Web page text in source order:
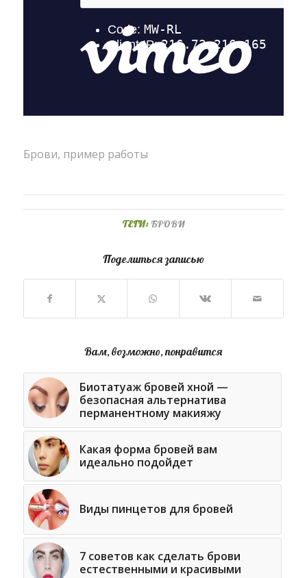
Брови, пример работы
ТЕГИ: БРОВИ
Поделиться записью
Вам, возможно, понравится
Биотатуаж бровей хной —
безопасная альтернатива
перманентному макияжу
Какая форма бровей вам
идеально подойдет
Виды пинцетов для бровей
7 советов как сделать брови
естественными и красивыми